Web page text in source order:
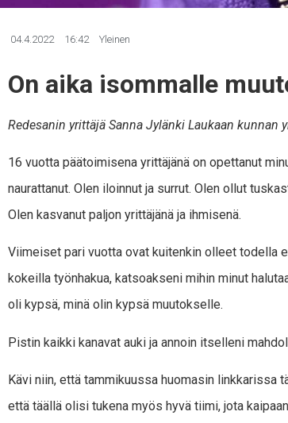
04.4.2022 16:42 Yleinen
On aika isommalle
Redesanin yrittäjä Sanna Jylänki Laukaan
16 vuotta päätoimisena yrittäjänä on opettanut
naurattanut. Olen iloinnut ja surrut. Olen ollut
Olen kasvanut paljon yrittäjänä ja ihmisenä.
Viimeiset pari vuotta ovat kuitenkin olleet todella
kokeilla työnhakua, katsoakseni mihin minut
oli kypsä, minä olin kypsä muutokselle.
Pistin kaikki kanavat auki ja annoin itselleni
Kävi niin, että tammikuussa huomasin linkkarissa
että täällä olisi tukena myös hyvä tiimi, jota